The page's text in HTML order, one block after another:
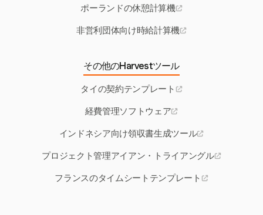
ポーランドの休憩計算機
非営利団体向け時給計算機
その他のHarvestツール
タイの契約テンプレート
経費管理ソフトウェア
インドネシア向け領収書生成ツール
プロジェクト管理アイアン・トライアングル
フランスのタイムシートテンプレート